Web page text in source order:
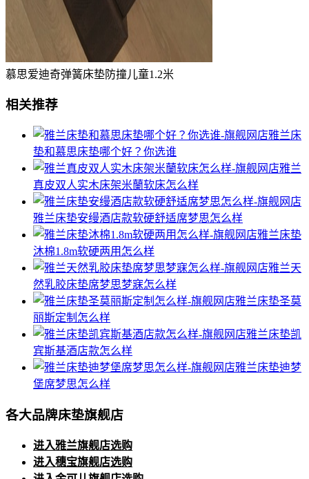
慕思爱迪奇弹簧床垫防撞儿童1.2米
相关推荐
雅兰床
垫和慕思床垫哪个好？你选谁
雅兰
真皮双人实木床架米蘭软床怎么样
雅兰床垫安缦酒店款软硬舒适席梦思怎么样
雅兰床垫
沐棉1.8m软硬两用怎么样
雅兰天
然乳胶床垫席梦思梦寐怎么样
雅兰床垫圣莫
丽斯定制怎么样
雅兰床垫凯
宾斯基酒店款怎么样
雅兰床垫迪梦
堡席梦思怎么样
各大品牌床垫旗舰店
进入雅兰旗舰店选购
进入穗宝旗舰店选购